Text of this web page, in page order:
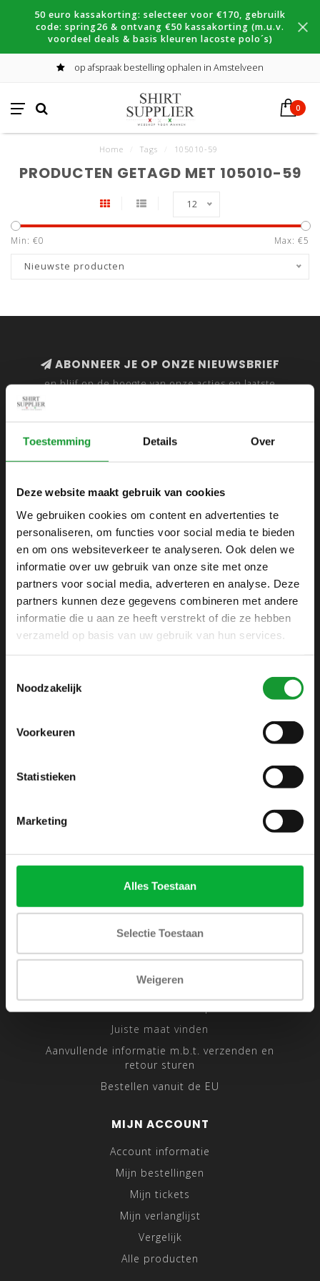
Toestemming Details Over
Deze website maakt gebruik van cookies
We gebruiken cookies om content en advertenties te
personaliseren, om functies voor social media te bieden
en om ons websiteverkeer te analyseren. Ook delen we
informatie over uw gebruik van onze site met onze
partners voor social media, adverteren en analyse. Deze
partners kunnen deze gegevens combineren met andere
informatie die u aan ze heeft verstrekt of die ze hebben
verzameld op basis van uw gebruik van hun services.
Noodzakelijk
Voorkeuren
Statistieken
Marketing
Alles Toestaan
Selectie Toestaan
Weigeren
50 euro kassakorting: selecteer voor €170, gebruilk
code: spring26 & ontvang €50 kassakorting (m.u.v.
voordeel deals & basis kleuren lacoste polo´s)
op afspraak bestelling ophalen in Amstelveen
0
Home Tags 105010-59
PRODUCTEN GETAGD MET 105010-59
12
Min: €0 Max: €5
Nieuwste producten
ABONNEER JE OP ONZE NIEUWSBRIEF
en blijf op de hoogte van onze acties en laatste
SHIRTSUPPLIER.NL
Webshop voor mannen
Zijlijnstraat 24
1433 DC
+31 6 42 52 32 80
+31 6 42 52 32 80
Disclaimer
Privacy Policy
Sitemap
Traveling Tailor
Juiste maat vinden
Aanvullende informatie m.b.t. verzenden en
retour sturen
Bestellen vanuit de EU
MIJN ACCOUNT
Account informatie
Mijn bestellingen
Mijn tickets
Mijn verlanglijst
Vergelijk
Alle producten